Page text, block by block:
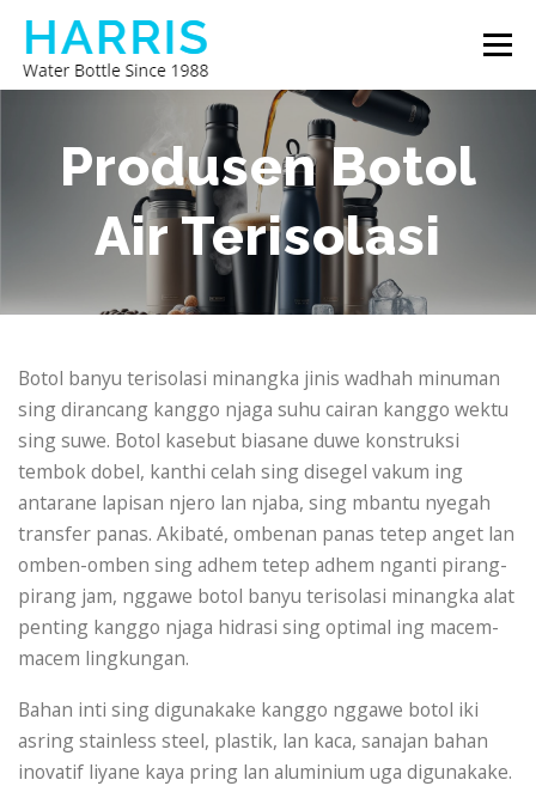
Skip
content
Menu
BOTOL BANYU HARRIS BABAGAN KITA
HUBUNGI KITA
Produsen Botol
Air Terisolasi
Botol banyu terisolasi minangka jinis wadhah minuman
sing dirancang kanggo njaga suhu cairan kanggo wektu
sing suwe. Botol kasebut biasane duwe konstruksi
tembok dobel, kanthi celah sing disegel vakum ing
antarane lapisan njero lan njaba, sing mbantu nyegah
transfer panas. Akibaté, ombenan panas tetep anget lan
omben-omben sing adhem tetep adhem nganti pirang-
pirang jam, nggawe botol banyu terisolasi minangka alat
penting kanggo njaga hidrasi sing optimal ing macem-
macem lingkungan.
Bahan inti sing digunakake kanggo nggawe botol iki
asring stainless steel, plastik, lan kaca, sanajan bahan
inovatif liyane kaya pring lan aluminium uga digunakake.